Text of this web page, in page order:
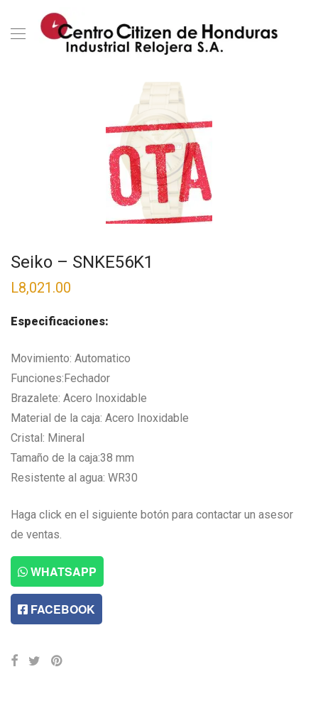
Seiko – SNKE56K1
L8,021.00
Especificaciones:
Movimiento: Automatico
Funciones:Fechador
Brazalete: Acero Inoxidable
Material de la caja: Acero Inoxidable
Cristal: Mineral
Tamaño de la caja:38 mm
Resistente al agua: WR30
Haga click en el siguiente botón para contactar un asesor
de ventas.
WHATSAPP
FACEBOOK